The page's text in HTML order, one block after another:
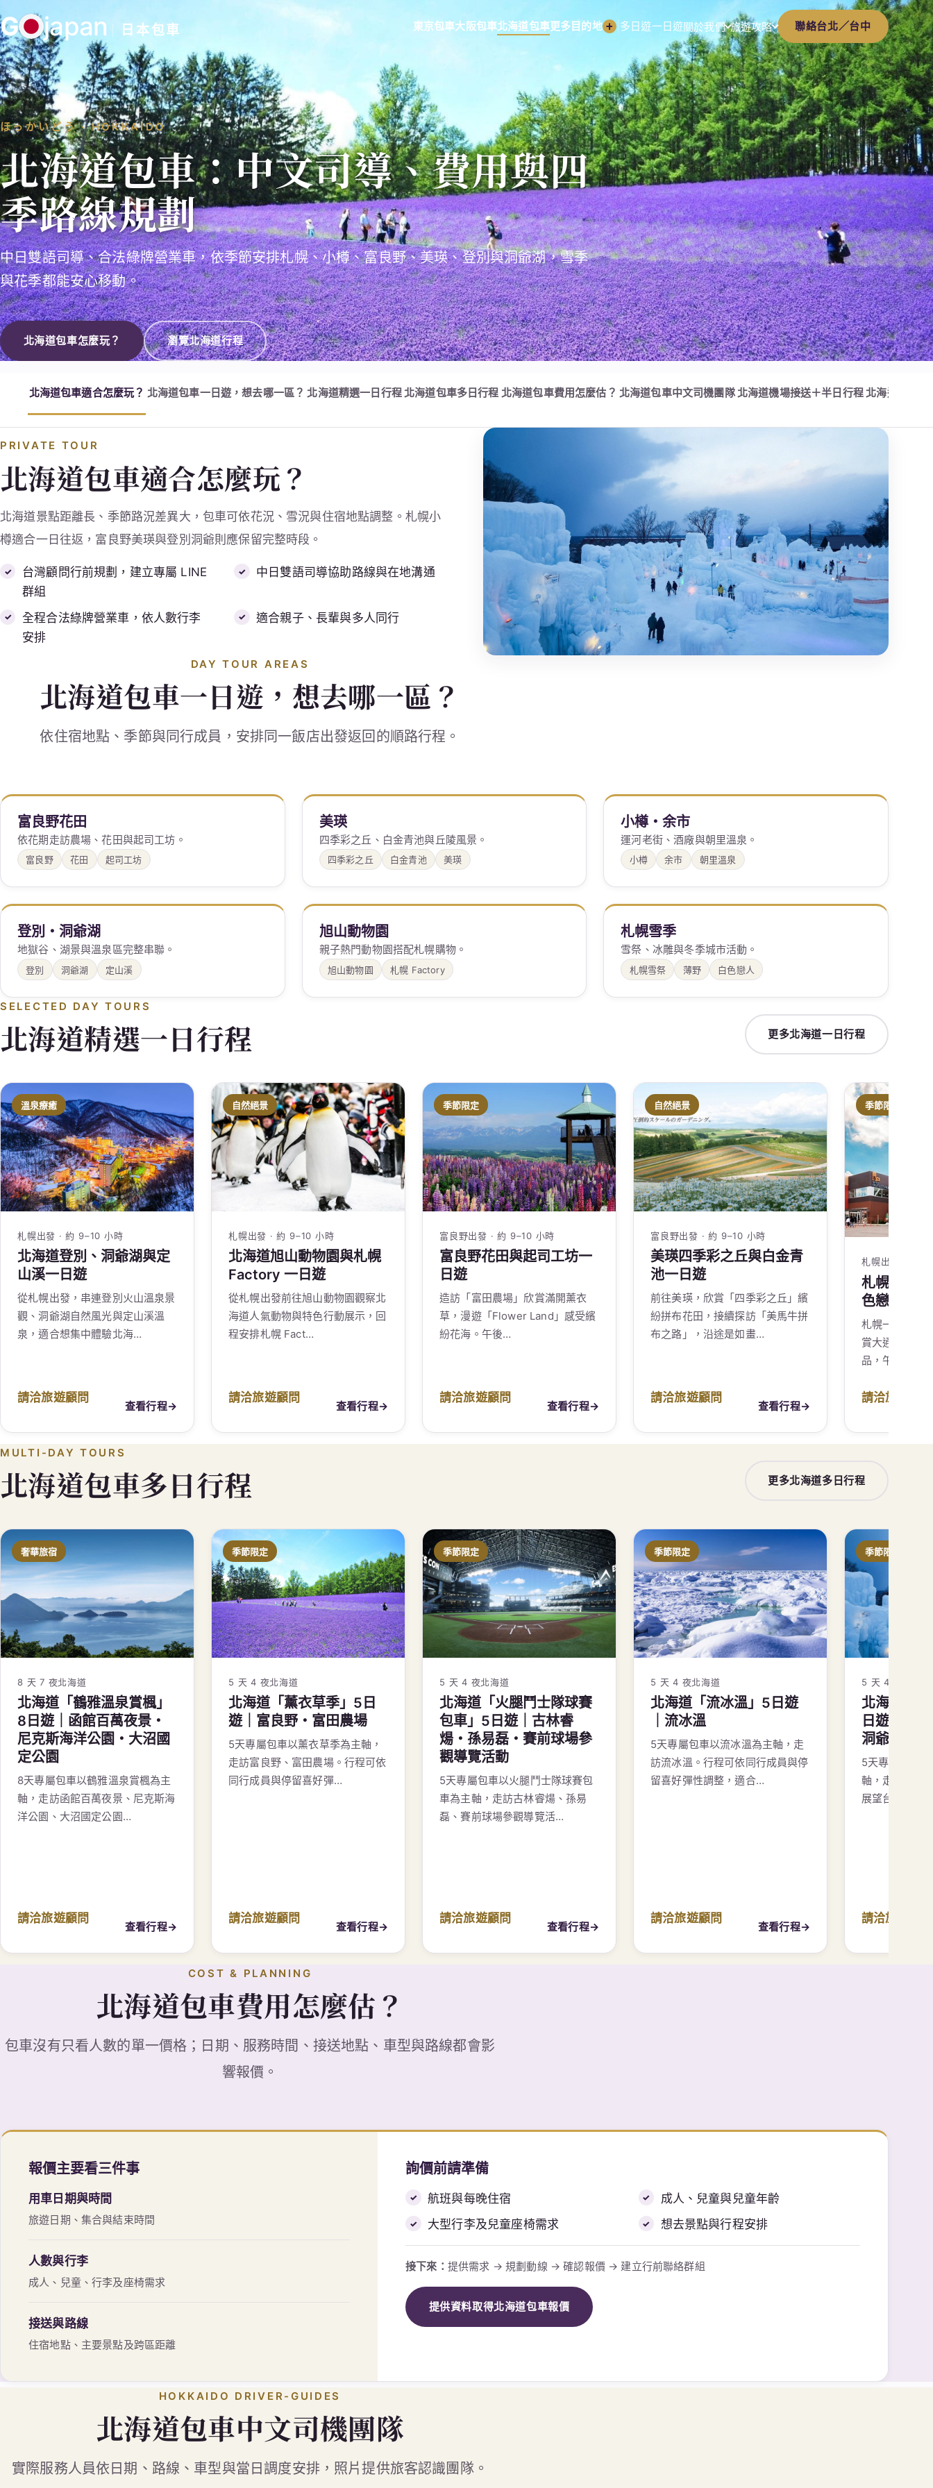
至
主
要
內
容
G japan 日本包車 東京包車大阪包車北海道包車更多目的地 | 多日遊一日遊關於我們 旅遊攻略 聯絡台北／台中
ほっかいどう · HOKKAIDO
北海道包車：中文司導、費用與四
季路線規劃
中日雙語司導、合法綠牌營業車，依季節安排札幌、小樽、富良野、美瑛、登別與洞爺湖，雪季
與花季都能安心移動。
北海道包車怎麼玩？ 瀏覽北海道行程
北海道包車適合怎麼玩？ 北海道包車一日遊，想去哪一區？ 北海道精選一日行程 北海道包車多日行程 北海道包車費用怎麼估？ 北海道包車中文司機團隊 北海道機場接送＋半日行程 北海道包車常
PRIVATE TOUR
北海道包車適合怎麼玩？
北海道景點距離長、季節路況差異大，包車可依花況、雪況與住宿地點調整。札幌小
樽適合一日往返，富良野美瑛與登別洞爺則應保留完整時段。
台灣顧問行前規劃，建立專屬 LINE
群組
中日雙語司導協助路線與在地溝通
全程合法綠牌營業車，依人數行李
安排
適合親子、長輩與多人同行
DAY TOUR AREAS
北海道包車一日遊，想去哪一區？
依住宿地點、季節與同行成員，安排同一飯店出發返回的順路行程。
富良野花田
依花期走訪農場、花田與起司工坊。
富良野 花田 起司工坊
美瑛
四季彩之丘、白金青池與丘陵風景。
四季彩之丘 白金青池 美瑛
小樽・余市
運河老街、酒廠與朝里溫泉。
小樽 余市 朝里溫泉
登別・洞爺湖
地獄谷、湖景與溫泉區完整串聯。
登別 洞爺湖 定山溪
旭山動物園
親子熱門動物園搭配札幌購物。
旭山動物園 札幌 Factory
札幌雪季
雪祭、冰雕與冬季城市活動。
札幌雪祭 薄野 白色戀人
SELECTED DAY TOURS
北海道精選一日行程 更多北海道一日行程
溫泉療癒
札幌出發 · 約 9–10 小時
北海道登別、洞爺湖與定
山溪一日遊
從札幌出發，串連登別火山溫泉景
觀、洞爺湖自然風光與定山溪溫
泉，適合想集中體驗北海…
請洽旅遊顧問
查看行程→
自然絕景
札幌出發 · 約 9–10 小時
北海道旭山動物園與札幌
Factory 一日遊
從札幌出發前往旭山動物園觀察北
海道人氣動物與特色行動展示，回
程安排札幌 Fact…
請洽旅遊顧問
查看行程→
季節限定
富良野出發 · 約 9–10 小時
富良野花田與起司工坊一
日遊
造訪「富田農場」欣賞滿開薰衣
草，漫遊「Flower Land」感受繽
紛花海。午後…
請洽旅遊顧問
查看行程→
自然絕景
富良野出發 · 約 9–10 小時
美瑛四季彩之丘與白金青
池一日遊
前往美瑛，欣賞「四季彩之丘」繽
紛拼布花田，接續探訪「美馬牛拼
布之路」，沿途是如畫…
請洽旅遊顧問
查看行程→
季節限定
札幌出發 · 約
札幌雪祭
色戀人一
札幌一年一度
賞大通公園的
品，午後探訪
請洽旅遊顧問
MULTI-DAY TOURS
北海道包車多日行程 更多北海道多日行程
奢華旅宿
8 天 7 夜北海道
北海道「鶴雅溫泉賞楓」
8日遊｜函館百萬夜景・
尼克斯海洋公園・大沼國
定公園
8天專屬包車以鶴雅溫泉賞楓為主
軸，走訪函館百萬夜景、尼克斯海
洋公園、大沼國定公園…
季節限定
5 天 4 夜北海道
北海道「薰衣草季」5日
遊｜富良野・富田農場
5天專屬包車以薰衣草季為主軸，
走訪富良野、富田農場。行程可依
同行成員與停留喜好彈…
季節限定
5 天 4 夜北海道
北海道「火腿鬥士隊球賽
包車」5日遊｜古林睿
煬・孫易磊・賽前球場參
觀導覽活動
5天專屬包車以火腿鬥士隊球賽包
車為主軸，走訪古林睿煬、孫易
磊、賽前球場參觀導覽活…
季節限定
5 天 4 夜北海道
北海道「流冰溫」5日遊
｜流冰溫
5天專屬包車以流冰溫為主軸，走
訪流冰溫。行程可依同行成員與停
留喜好彈性調整，適合…
季節限定
5 天 4 夜
北海道「
日遊｜
洞爺湖展
5天專屬包車
軸，走訪2026
展望台。行程
COST & PLANNING
北海道包車費用怎麼估？
包車沒有只看人數的單一價格；日期、服務時間、接送地點、車型與路線都會影
響報價。
用車日期與時間
人數與行李
成人、兒童、行李及座椅需求
接送與路線
住宿地點、主要景點及跨區距離
航班與每晚住宿
成人、兒童與兒童年齡
大型行李及兒童座椅需求
接下來：提供需求 → 規劃動線 → 確認報價 → 建立行前聯絡群組
提供資料取得北海道包車報價
北海道包車中文司機團隊
實際服務人員依日期、路線、車型與當日調度安排，照片提供旅客認識團隊。